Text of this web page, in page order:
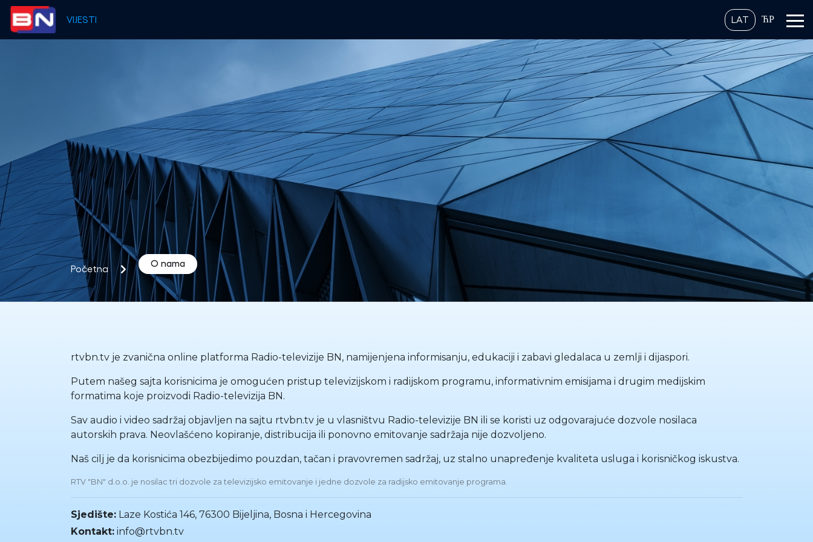
VIJESTI LAT ЋР
Početna
O nama
rtvbn.tv je zvanična online platforma Radio-televizije BN, namijenjena informisanju, edukaciji i zabavi gledalaca u zemlji i dijaspori.
Putem našeg sajta korisnicima je omogućen pristup televizijskom i radijskom programu, informativnim emisijama i drugim medijskim
formatima koje proizvodi Radio-televizija BN.
Sav audio i video sadržaj objavljen na sajtu rtvbn.tv je u vlasništvu Radio-televizije BN ili se koristi uz odgovarajuće dozvole nosilaca
autorskih prava. Neovlašćeno kopiranje, distribucija ili ponovno emitovanje sadržaja nije dozvoljeno.
Naš cilj je da korisnicima obezbijedimo pouzdan, tačan i pravovremen sadržaj, uz stalno unapređenje kvaliteta usluga i korisničkog iskustva.
RTV "BN" d.o.o. je nosilac tri dozvole za televizijsko emitovanje i jedne dozvole za radijsko emitovanje programa.
Sjedište: Laze Kostića 146, 76300 Bijeljina, Bosna i Hercegovina
Kontakt: info@rtvbn.tv